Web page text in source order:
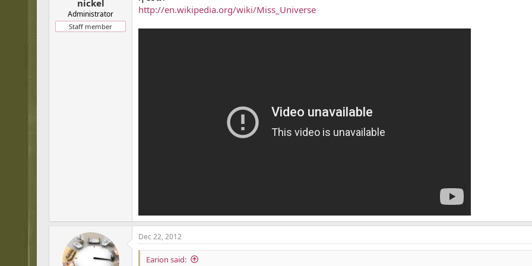
nickel
Administrator
Staff member
http://en.wikipedia.org/wiki/Miss_Universe
Dec 22, 2012
Earion said: